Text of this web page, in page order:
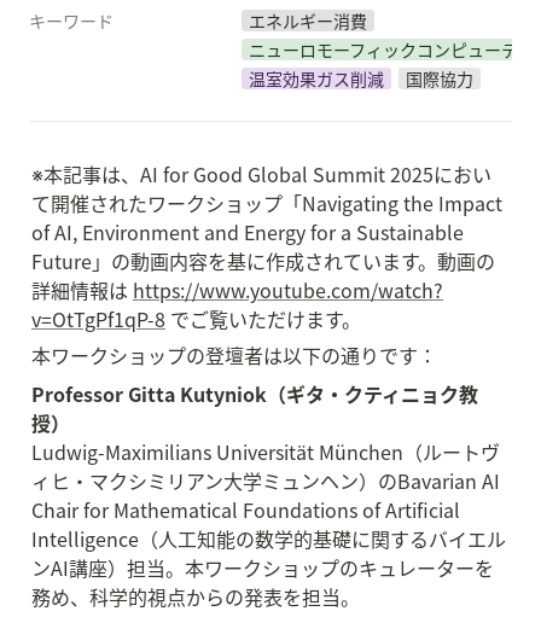
キーワード
エネルギー消費
ニューロモーフィックコンピューティ
温室効果ガス削減
国際協力
※本記事は、AI for Good Global Summit 2025におい
て開催されたワークショップ「Navigating the Impact
of AI, Environment and Energy for a Sustainable
Future」の動画内容を基に作成されています。動画の
詳細情報は https://www.youtube.com/watch?
v=OtTgPf1qP-8 でご覧いただけます。
本ワークショップの登壇者は以下の通りです：
Professor Gitta Kutyniok（ギタ・クティニョク教
授）
Ludwig-Maximilians Universität München（ルートヴ
ィヒ・マクシミリアン大学ミュンヘン）のBavarian AI
Chair for Mathematical Foundations of Artificial
Intelligence（人工知能の数学的基礎に関するバイエル
ンAI講座）担当。本ワークショップのキュレーターを
務め、科学的視点からの発表を担当。